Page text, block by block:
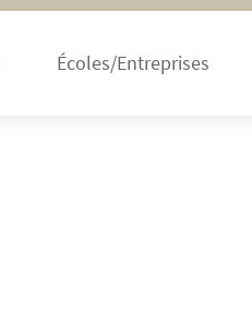
Écoles/Entreprises